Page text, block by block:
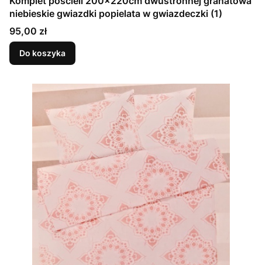
niebieskie gwiazdki popielata w gwiazdeczki (1)
Cena
95,00 zł
Do koszyka